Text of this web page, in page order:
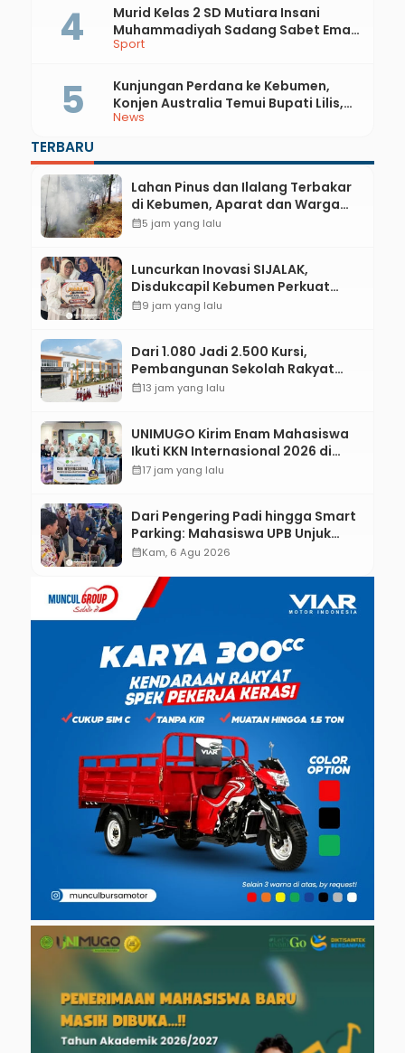
Sport
Murid Kelas 2 SD Mutiara Insani
Muhammadiyah Sadang Sabet Emas
dan Perak di Kejurda Tapak Suci
News
Kunjungan Perdana ke Kebumen,
Konjen Australia Temui Bupati Lilis,
Ini yang Dibahas
TERBARU
Lahan Pinus dan Ilalang Terbakar
di Kebumen, Aparat dan Warga
Padamkan Api Secara Manual
calendar_month5 jam yang lalu
Luncurkan Inovasi SIJALAK,
Disdukcapil Kebumen Perkuat
Jejaring Literasi Adminduk hingga
calendar_month9 jam yang lalu
Dari 1.080 Jadi 2.500 Kursi,
Pembangunan Sekolah Rakyat
Kebumen Ditargetkan Mulai
calendar_month13 jam yang lalu
UNIMUGO Kirim Enam Mahasiswa
Ikuti KKN Internasional 2026 di
ASEAN dan Hong Kong
calendar_month17 jam yang lalu
Dari Pengering Padi hingga Smart
Parking: Mahasiswa UPB Unjuk
Gigi Lewat Pameran CODEX 2
calendar_monthKam, 6 Agu 2026